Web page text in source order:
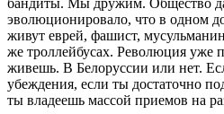
эволюционировало, что в одном
живут еврей, фашист,
же троллейбусах. Революция уже
живешь. В Белоруссии или нет.
убеждения, если ты достаточно
ты владеешь массой приемов на